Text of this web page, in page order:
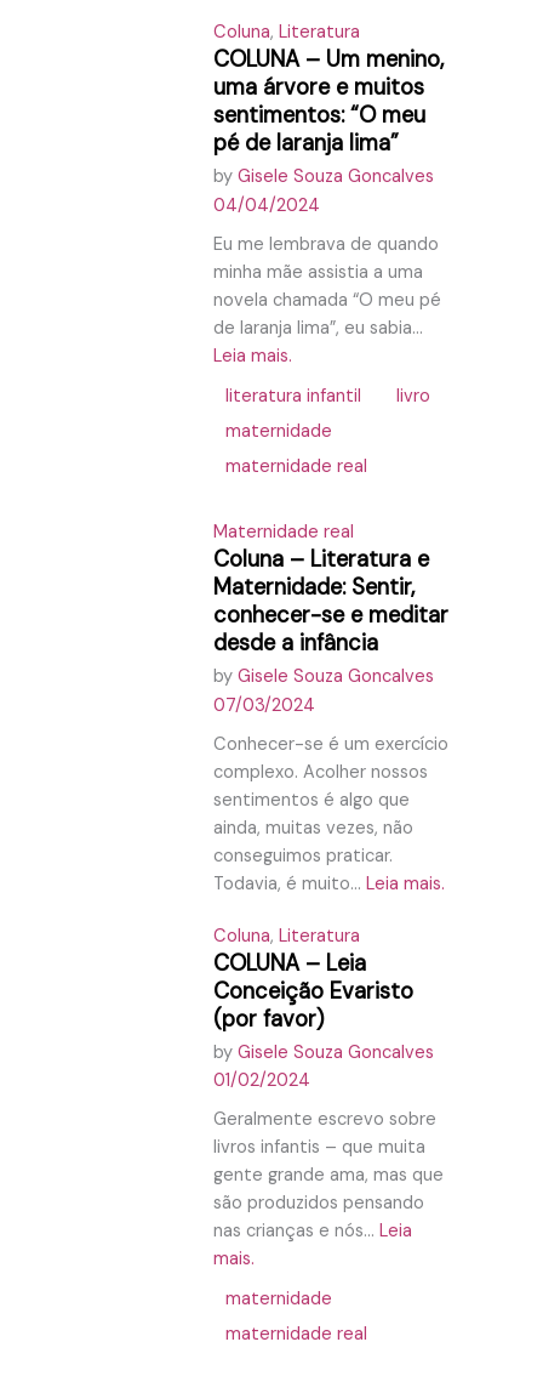
Coluna, Literatura
COLUNA – Um menino,
uma árvore e muitos
sentimentos: “O meu
pé de laranja lima”
by Gisele Souza Goncalves
04/04/2024
Eu me lembrava de quando
minha mãe assistia a uma
novela chamada “O meu pé
de laranja lima”, eu sabia...
Leia mais.
literatura infantil
livro
maternidade
maternidade real
Maternidade real
Coluna – Literatura e
Maternidade: Sentir,
conhecer-se e meditar
desde a infância
by Gisele Souza Goncalves
07/03/2024
Conhecer-se é um exercício
complexo. Acolher nossos
sentimentos é algo que
ainda, muitas vezes, não
conseguimos praticar.
Todavia, é muito... Leia mais.
Coluna, Literatura
COLUNA – Leia
Conceição Evaristo
(por favor)
by Gisele Souza Goncalves
01/02/2024
Geralmente escrevo sobre
livros infantis – que muita
gente grande ama, mas que
são produzidos pensando
nas crianças e nós... Leia
mais.
maternidade
maternidade real